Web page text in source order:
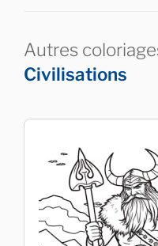
Autres
Civilisations